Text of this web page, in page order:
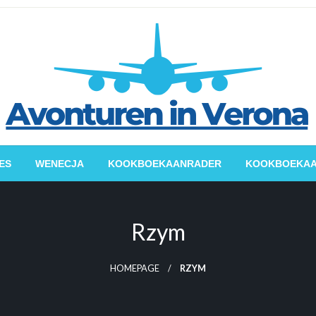
in Verona
praktische tips, reisverhalen
WENECJA KOOKBOEKAANRADER
Rzym
HOMEPAGE RZYM